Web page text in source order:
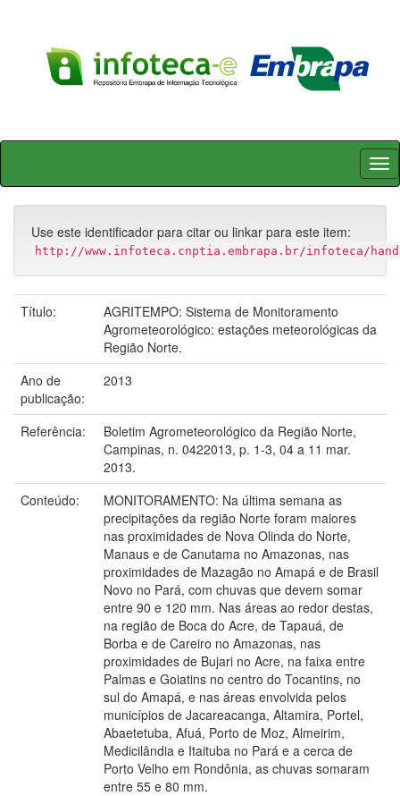
Skip
Use este identificador para citar ou linkar para este item:
http://www.infoteca.cnptia.embrapa.br/infoteca/
Título:
AGRITEMPO: Sistema de Monitoramento
Agrometeorológico: estações meteorológicas da
Região Norte.
Ano de
publicação:
2013
Referência:
Boletim Agrometeorológico da Região Norte,
Campinas, n. 0422013, p. 1-3, 04 a 11 mar.
2013.
Conteúdo:
MONITORAMENTO: Na última semana as
precipitações da região Norte foram maiores
nas proximidades de Nova Olinda do Norte,
Manaus e de Canutama no Amazonas, nas
proximidades de Mazagão no Amapá e de Brasil
Novo no Pará, com chuvas que devem somar
entre 90 e 120 mm. Nas áreas ao redor destas,
na região de Boca do Acre, de Tapauá, de
Borba e de Careiro no Amazonas, nas
proximidades de Bujari no Acre, na faixa entre
Palmas e Goiatins no centro do Tocantins, no
sul do Amapá, e nas áreas envolvida pelos
municípios de Jacareacanga, Altamira, Portel,
Abaetetuba, Afuá, Porto de Moz, Almeirim,
Medicilândia e Itaituba no Pará e a cerca de
Porto Velho em Rondônia, as chuvas somaram
entre 55 e 80 mm.